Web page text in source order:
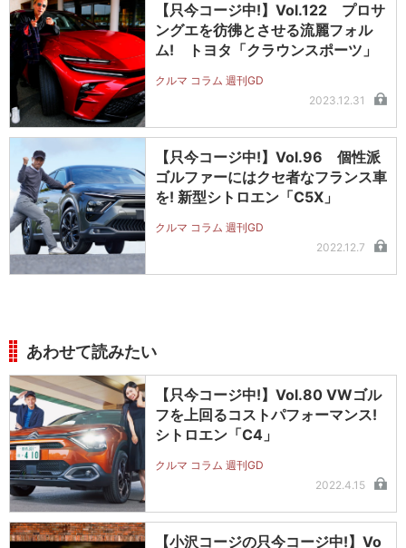
【只今コージ中!】Vol.122 プロサ
ングエを彷彿とさせる流麗フォル
ム! トヨタ「クラウンスポーツ」
クルマ コラム 週刊GD
2023.12.31
【只今コージ中!】Vol.96 個性派
ゴルファーにはクセ者なフランス車
を! 新型シトロエン「C5X」
クルマ コラム 週刊GD
2022.12.7
あわせて読みたい
【只今コージ中!】Vol.80 VWゴル
フを上回るコストパフォーマンス!
シトロエン「C4」
クルマ コラム 週刊GD
2022.4.15
【小沢コージの只今コージ中!】Vo